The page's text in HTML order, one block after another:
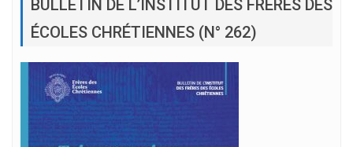
BULLETIN DE L’INSTITUT DES FRÈRES DES
ÉCOLES CHRÉTIENNES (N° 262)